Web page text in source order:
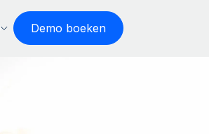
Demo boeken